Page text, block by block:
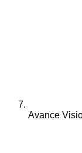
Avance